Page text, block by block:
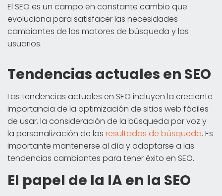
El SEO es un campo en constante cambio que
evoluciona para satisfacer las necesidades
cambiantes de los motores de búsqueda y los
usuarios.
Tendencias actuales en SEO
Las tendencias actuales en SEO incluyen la creciente
importancia de la optimización de sitios web fáciles
de usar, la consideración de la búsqueda por voz y
la personalización de los resultados de búsqueda. Es
importante mantenerse al día y adaptarse a las
tendencias cambiantes para tener éxito en SEO.
El papel de la IA en la SEO